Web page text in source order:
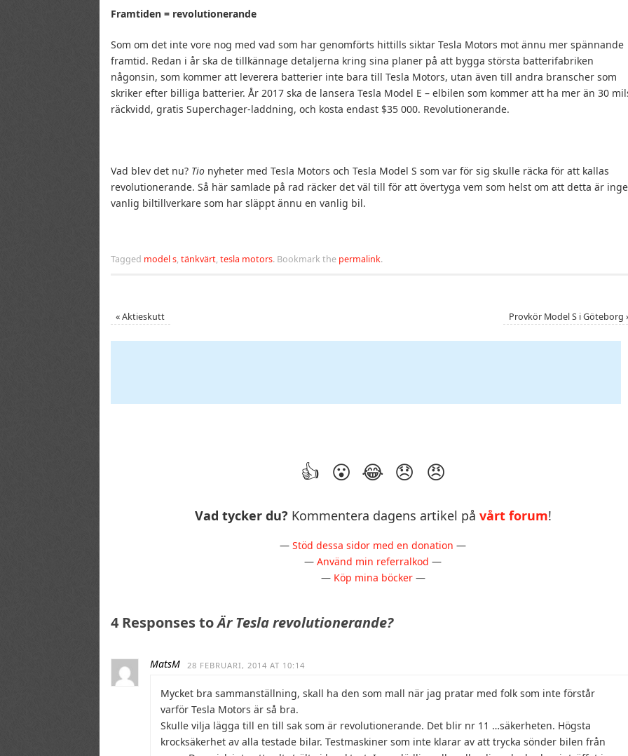
Framtiden = revolutionerande
Som om det inte vore nog med vad som har genomförts hittills siktar Tesla Motors mot ännu mer spännande
framtid. Redan i år ska de tillkännage detaljerna kring sina planer på att bygga största batterifabriken
någonsin, som kommer att leverera batterier inte bara till Tesla Motors, utan även till andra branscher som
skriker efter billiga batterier. År 2017 ska de lansera Tesla Model E – elbilen som kommer att ha mer än 30
räckvidd, gratis Superchager-laddning, och kosta endast $35 000. Revolutionerande.
Vad blev det nu? Tio nyheter med Tesla Motors och Tesla Model S som var för sig skulle räcka för att kallas
revolutionerande. Så här samlade på rad räcker det väl till för att övertyga vem som helst om att detta är
vanlig biltillverkare som har släppt ännu en vanlig bil.
Tagged model s,tänkvärt,tesla motors. Bookmark the permalink.
«Aktieskutt Provkör Model S i Göteborg
Vad tycker du? Kommentera dagens artikel på vårt forum!
— Stöd dessa sidor med en donation —
— Använd min referralkod —
— Köp mina böcker—
4 Responses toÄr Tesla revolutionerande?
MatsM 28 FEBRUARI, 2014 AT 10:14
Mycket bra sammanställning, skall ha den som mall när jag pratar med folk som inte förstår
varför Tesla Motors är så bra.
Skulle vilja lägga till en till sak som är revolutionerande. Det blir nr 11 …säkerheten. Högsta
krocksäkerhet av alla testade bilar. Testmaskiner som inte klarar av att trycka sönder bilen från